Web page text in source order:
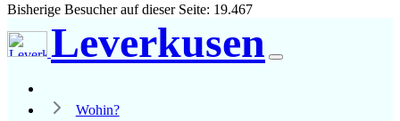
Bisherige Besucher auf dieser Seite: 19.467
Leverkusen
Wohin?